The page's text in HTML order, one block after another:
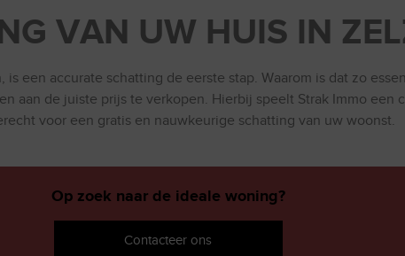
VAN UW HUIS IN
een accurate schatting de eerste stap. Waarom is dat zo
aan de juiste prijs te verkopen. Hierbij speelt Strak Immo een
voor een gratis en nauwkeurige schatting van uw woonst.
Op zoek naar de ideale woning?
Contacteer ons